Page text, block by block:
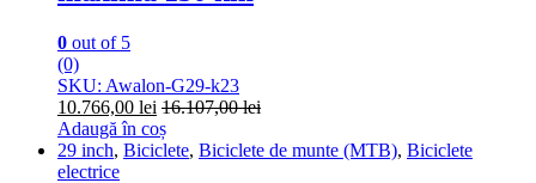
0 out of 5
(0)
SKU: Awalon-G29-k23
10.766,00 lei 16.107,00lei
Adaugă în coș
29 inch, Biciclete, Biciclete de munte (MTB), Biciclete
electrice